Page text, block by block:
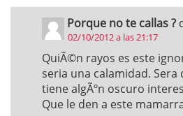
Porque no te callas ?
02/10/2012 a las 21:17
QuiÃ©n rayos es este
seria una calamidad.
tiene algÃºn oscuro
Que le den a este